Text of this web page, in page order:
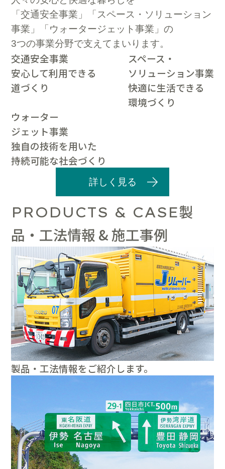
「交通安全事業」「スペース・ソリューション
事業」「ウォータージェット事業」の
3つの事業分野で支えてまいります。
交通安全事業
安心して利用できる
道づくり
スペース・
ソリューション事業
快適に生活できる
環境づくり
ウォーター
ジェット事業
独自の技術を用いた
持続可能な社会づくり
詳しく見る
PRODUCTS & CASE製
品・工法情報 & 施工事例
製品・工法情報をご紹介します。